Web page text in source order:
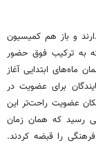
و باز هم کمیسیون
به ترکیب فوق حضور
ماه‌های ابتدایی آغاز
برای عضویت در
عضویت راحت‌تر این
رسید که همان زمان
را قبضه کردند.